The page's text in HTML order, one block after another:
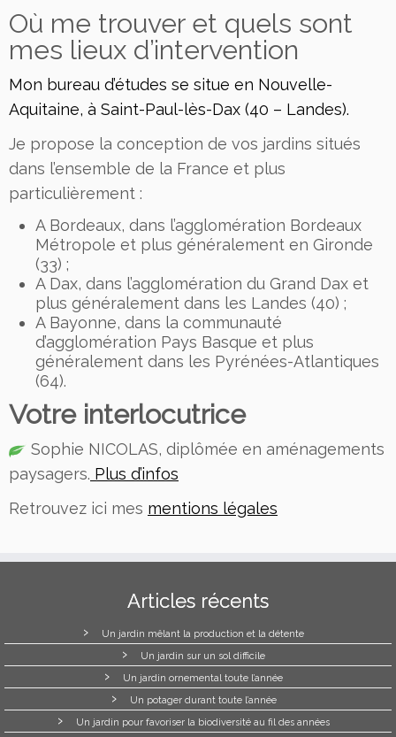
Où me trouver et quels sont
mes lieux d’intervention
Mon bureau d’études se situe en Nouvelle-
Aquitaine, à Saint-Paul-lès-Dax (40 – Landes).
Je propose la conception de vos jardins situés
dans l’ensemble de la France et plus
particulièrement :
A Bordeaux, dans l’agglomération Bordeaux
Métropole et plus généralement en Gironde
(33) ;
A Dax, dans l’agglomération du Grand Dax et
plus généralement dans les Landes (40) ;
A Bayonne, dans la communauté
d’agglomération Pays Basque et plus
généralement dans les Pyrénées-Atlantiques
(64).
Votre interlocutrice
Sophie NICOLAS, diplômée en aménagements
paysagers. Plus d’infos
Retrouvez ici mes mentions légales
Articles récents
Un jardin mêlant la production et la détente
Un jardin sur un sol difficile
Un jardin ornemental toute l’année
Un potager durant toute l’année
Un jardin pour favoriser la biodiversité au fil des années